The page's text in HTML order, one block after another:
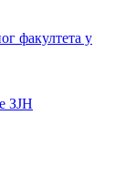
факултета у
ЗЈН